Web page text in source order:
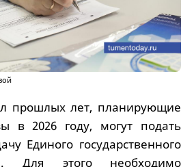
прошлых лет, планирующие
в 2026 году, могут подать
Единого государственного
Для этого необходимо